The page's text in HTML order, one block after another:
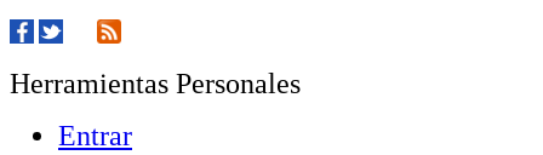
Herramientas Personales
Entrar